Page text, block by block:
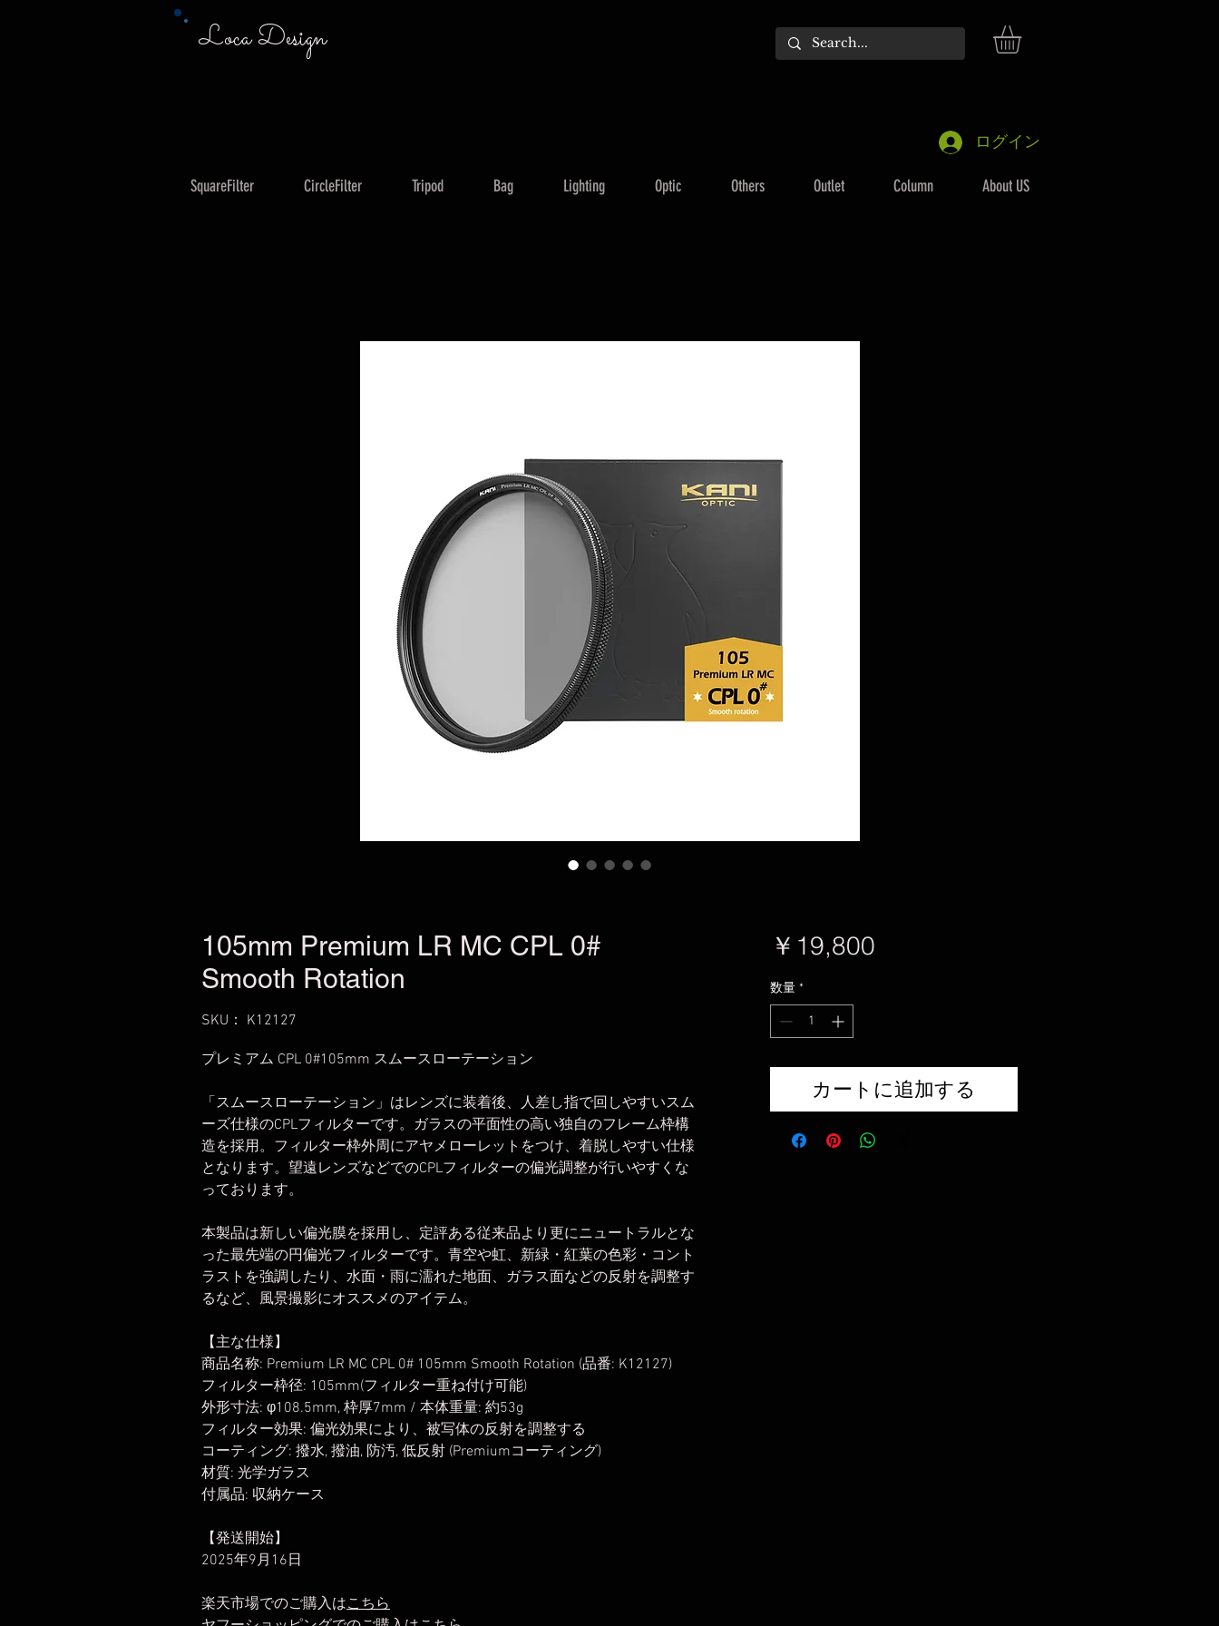
Loca Design
ログイン
SquareFilter CircleFilter Tripod Bag Lighting Optic Others Outlet Column About US
105mm Premium LR MC CPL 0#
Smooth Rotation
SKU： K12127
プレミアム CPL 0#105mm スムースローテーション
「スムースローテーション」はレンズに装着後、人差し指で回しやすいスム
ーズ仕様のCPLフィルターです。ガラスの平面性の高い独自のフレーム枠構
造を採用。フィルター枠外周にアヤメローレットをつけ、着脱しやすい仕様
となります。望遠レンズなどでのCPLフィルターの偏光調整が行いやすくな
っております。
本製品は新しい偏光膜を採用し、定評ある従来品より更にニュートラルとな
った最先端の円偏光フィルターです。青空や虹、新緑・紅葉の色彩・コント
ラストを強調したり、水面・雨に濡れた地面、ガラス面などの反射を調整す
るなど、風景撮影にオススメのアイテム。
【主な仕様】
商品名称: Premium LR MC CPL 0# 105mm Smooth Rotation (品番: K12127)
フィルター枠径: 105mm(フィルター重ね付け可能)
外形寸法: φ108.5mm, 枠厚7mm / 本体重量: 約53g
フィルター効果: 偏光効果により、被写体の反射を調整する
コーティング: 撥水, 撥油, 防汚, 低反射 (Premiumコーティング)
材質: 光学ガラス
付属品: 収納ケース
【発送開始】
2025年9月16日
楽天市場でのご購入はこちら
￥19,800価
数量 *
カートに追加する